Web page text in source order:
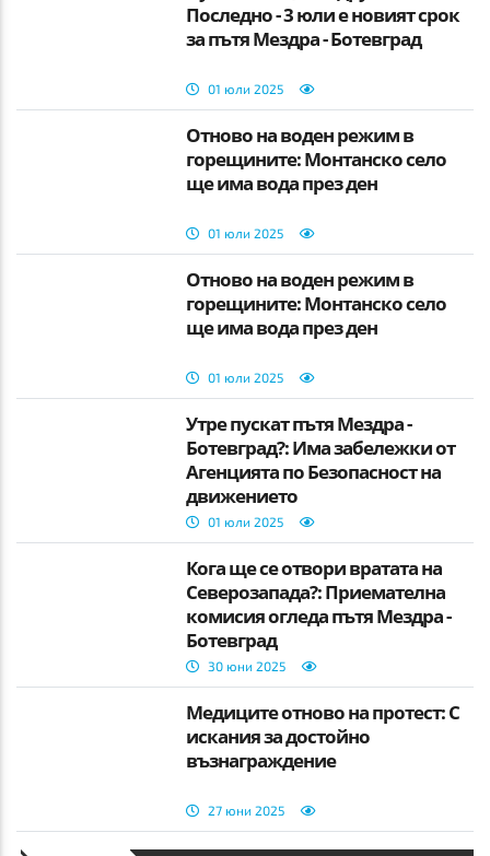
Последно - 3 юли е новият срок
за пътя Мездра - Ботевград
01 юли 2025
Отново на воден режим в
горещините: Монтанско село
ще има вода през ден
01 юли 2025
Отново на воден режим в
горещините: Монтанско село
ще има вода през ден
01 юли 2025
Утре пускат пътя Мездра -
Ботевград?: Има забележки от
Агенцията по Безопасност на
движението
01 юли 2025
Кога ще се отвори вратата на
Северозапада?: Приемателна
комисия огледа пътя Мездра -
Ботевград
30 юни 2025
Медиците отново на протест: С
искания за достойно
възнаграждение
27 юни 2025